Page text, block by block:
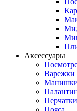
Аксессуары
Варежки
Перчатки